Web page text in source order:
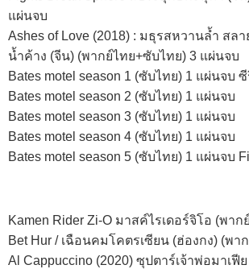
แผ่นจบ
Ashes of Love (2018) : มธุรสหวานล้ำ สลา
น้ำค้าง (จีน) (พากย์ไทย+ซับไทย) 3 แผ่นจบ
Bates motel season 1 (ซับไทย) 1 แผ่นจบ
Bates motel season 2 (ซับไทย) 1 แผ่นจบ
Bates motel season 3 (ซับไทย) 1 แผ่นจบ
Bates motel season 4 (ซับไทย) 1 แผ่นจบ
Bates motel season 5 (ซับไทย) 1 แผ่นจบ
Kamen Rider Zi-O มาสค์ไรเดอร์จิโอ (พาก
Bet Hur / เฉือนคมโคตรเซียน (ฮ่องกง) (พา
Al Cappuccino (2020) ซุปตาร์เจ้าพ่อมาเฟี